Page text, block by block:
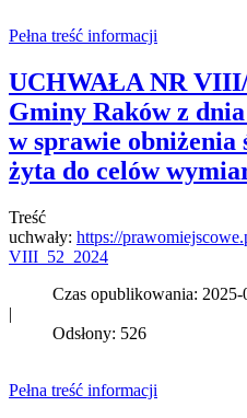
Pełna treść informacji
UCHWAŁA NR VIII/
Gminy Raków z
w sprawie obniżenia
żyta do celów
Treść
uchwały: https://
VIII_52_2024
Czas opublikowania: 2025-
|
Odsłony: 526
Pełna treść informacji